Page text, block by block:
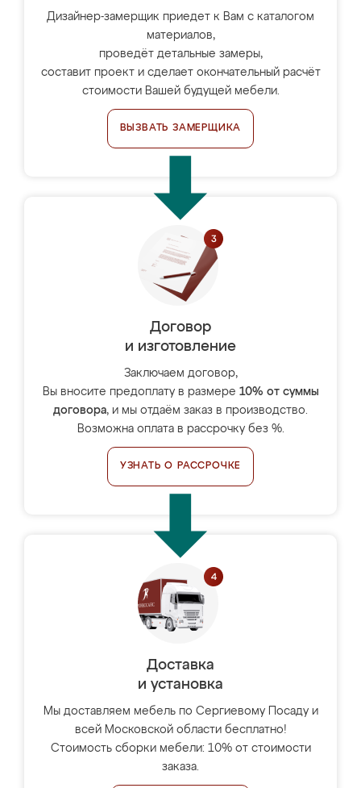
Дизайнер-замерщик приедет к Вам с каталогом
материалов,
проведёт детальные замеры,
составит проект и сделает окончательный расчёт
стоимости Вашей будущей мебели.
ВЫЗВАТЬ ЗАМЕРЩИКА
Договор
и изготовление
Заключаем договор,
Вы вносите предоплату в размере 10% от суммы
договора, и мы отдаём заказ в производство.
Возможна оплата в рассрочку без %.
УЗНАТЬ О РАССРОЧКЕ
Доставка
и установка
Мы доставляем мебель по Сергиевому Посаду и
всей Московской области бесплатно!
Стоимость сборки мебели: 10% от стоимости
заказа.